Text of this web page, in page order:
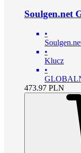
Soulgen.net
•
•
Klucz
•
473.97 PLN